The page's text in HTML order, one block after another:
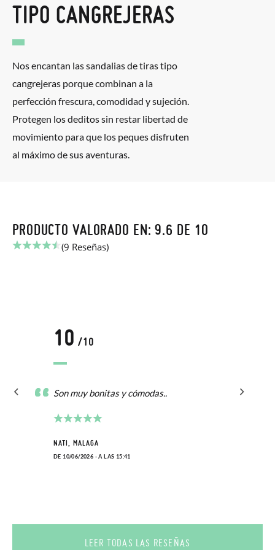
TIPO CANGREJERAS
Nos encantan las sandalias de tiras tipo
cangrejeras porque combinan a la
perfección frescura, comodidad y sujeción.
Protegen los deditos sin restar libertad de
movimiento para que los peques disfruten
al máximo de sus aventuras.
PRODUCTO VALORADO EN: 9.6 DE 10
(9 Reseñas)
10 /10
Son muy bonitas y cómodas..
NATI, MALAGA
DE 10/06/2026 - A LAS 15:41
LEER TODAS LAS RESEÑAS